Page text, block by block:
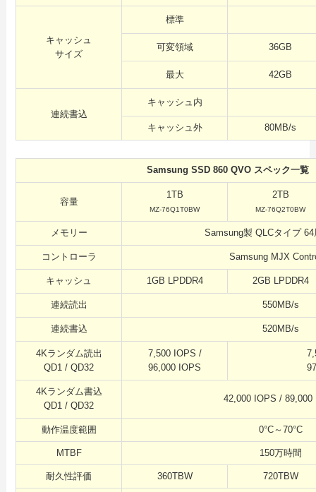
キャッシュ
サイズ
標準
可変領域 36GB
最大 42GB
連続書込
キャッシュ内
キャッシュ外 80MB/s
Samsung SSD 860 QVO スペック一覧
容量
1TB
MZ-76Q1T0BW
2TB
MZ-76Q2T0BW
メモリー Samsung製 QLCタイプ 64
コントローラ Samsung MJX
キャッシュ 1GB LPDDR4 2GB LPDDR4
連続読出 550MB/s
連続書込 520MB/s
4Kランダム読出
QD1 / QD32
7,500 IOPS /
96,000 IOPS
4Kランダム書込
QD1 / QD32
42,000 IOPS / 89,000
動作温度範囲 0°C～70°C
MTBF 150万時間
耐久性評価 360TBW 720TBW